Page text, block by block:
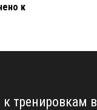
к
тренировкам в